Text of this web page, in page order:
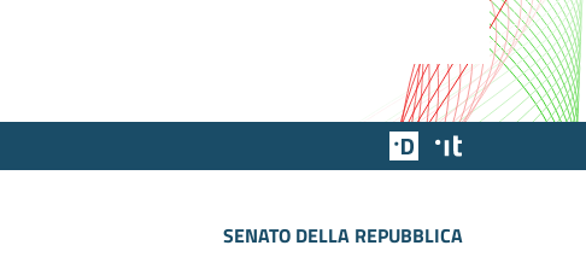
Team Digitale
SENATO DELLA REPUBBLICA